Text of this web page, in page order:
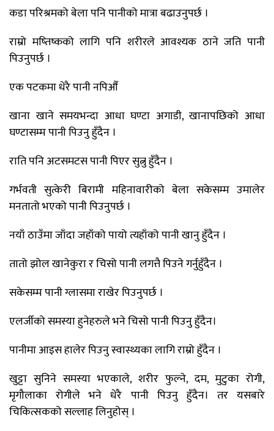
कडा परिश्रमको बेला पनि पानीको मात्रा बढाउनुपर्छ ।
राम्रो मष्तिष्कको लागि पनि शरीरले आवश्यक ठाने जति पानी
पिउनुपर्छ ।
एक पटकमा धेरै पानी नपिऔँ
खाना खाने समयभन्दा आधा घण्टा अगाडी, खानापछिको आधा
घण्टासम्म पानी पिउनु हुँदैन ।
राति पनि अटसमटस पानी पिएर सुत्नु हुँदैन ।
गर्भवती सुत्केरी बिरामी महिनावारीको बेला सकेसम्म उमालेर
मनतातो भएको पानी पिउनुपर्छ ।
नयाँ ठाउँमा जाँदा जहाँको पायो त्यहाँको पानी खानु हुँदैन ।
तातो झोल खानेकुरा र चिसो पानी लगत्तै पिउने गर्नुहुँदैन ।
सकेसम्म पानी ग्लासमा राखेर पिउनुपर्छ ।
एलर्जीको समस्या हुनेहरुले भने चिसो पानी पिउनु हुँदैन।
पानीमा आइस हालेर पिउनु स्वास्थ्यका लागि राम्रो हुँदैन ।
खुट्टा सुनिने समस्या भएकाले, शरीर फुल्ने, दम, मुटुका रोगी,
मृगौलाका रोगीले भने धेरै पानी पिउनु हुँदैन। तर यसबारे
चिकित्सकको सल्लाह लिनुहोस् ।